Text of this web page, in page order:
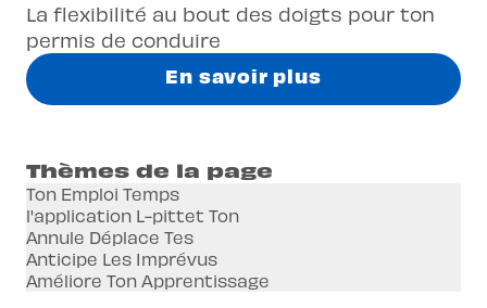
La flexibilité au bout des doigts pour ton
permis de conduire
En savoir plus
Thèmes de la page
Ton Emploi Temps
l'application L-pittet Ton
Annule Déplace Tes
Anticipe Les Imprévus
Améliore Ton Apprentissage